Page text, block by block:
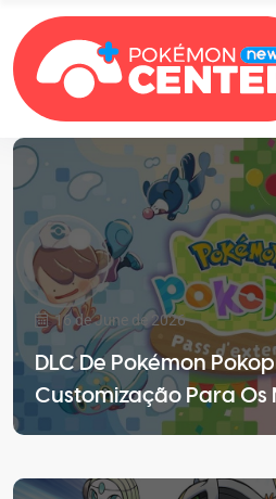
16 de June de 2026
DLC De Pokémon
Customização Para Os